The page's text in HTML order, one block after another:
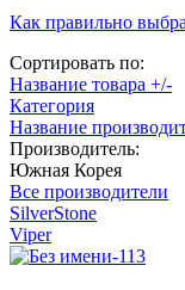
Как правильно
Сортировать по:
Название товара +/-
Категория
Название
Производитель:
Южная Корея
Все производители
SilverStone
Viper